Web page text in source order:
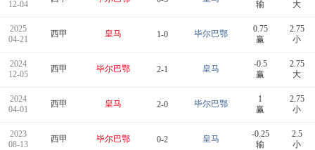
12-04
输
大
2025
04-21
西甲 皇马 1-0 毕尔巴鄂
0.75
赢
2.75
小
2024
12-05
西甲 毕尔巴鄂 2-1 皇马
-0.5
赢
2.75
大
2024
04-01
西甲 皇马 2-0 毕尔巴鄂
1
赢
2.75
小
2023
08-13
西甲 毕尔巴鄂 0-2 皇马
-0.25
输
2.5
小